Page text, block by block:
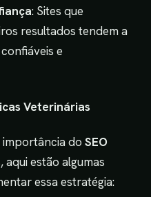
: Sites que
resultados tendem a
e
Veterinárias
do SEO
, aqui estão algumas
essa estratégia: